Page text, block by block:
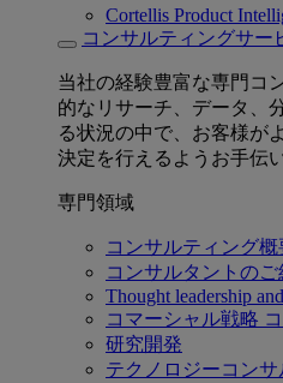
Cortellis Product
コンサルティングサー
当社の経験豊富な専門コ
的なリサーチ、データ、
る状況の中で、お客様が
決定を行えるようお手伝
専門領域
コンサルティング概
コンサルタントのご
Thought leadership
コマーシャル戦略
研究開発
テクノロジーコン